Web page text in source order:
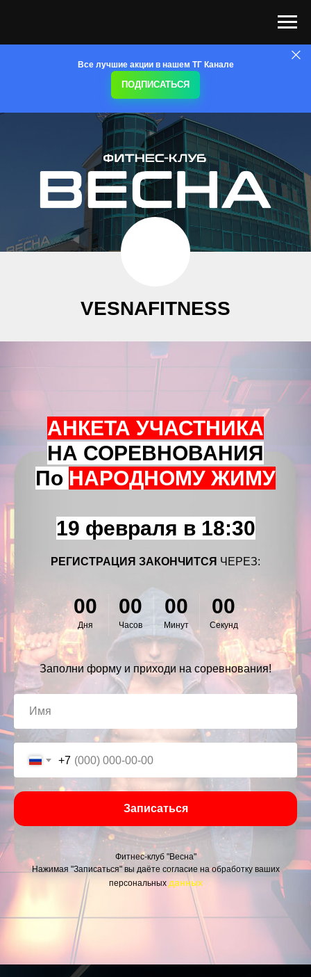
Все лучшие акции в нашем ТГ Канале
ПОДПИСАТЬСЯ
VESNAFITNESS
АНКЕТА УЧАСТНИКА
НА СОРЕВНОВАНИЯ
По НАРОДНОМУ ЖИМУ
19 февраля в 18:30
РЕГИСТРАЦИЯ ЗАКОНЧИТСЯ ЧЕРЕЗ:
00
Дня
00
Часов
00
Минут
00
Секунд
Заполни форму и приходи на соревнования!
+7
Записаться
Фитнес-клуб "Весна"
Нажимая "Записаться" вы даёте согласие на обработку ваших
персональных данных